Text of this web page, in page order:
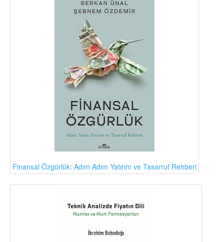
Finansal Özgürlük: Adım Adım Yatırım ve Tasarruf Rehberi